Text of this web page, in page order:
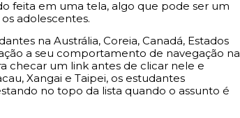
feita em uma tela, algo que pode ser um
adolescentes.
na Austrália, Coreia, Canadá, Estados
a seu comportamento de navegação na
checar um link antes de clicar nele e
Xangai e Taipei, os estudantes
no topo da lista quando o assunto é